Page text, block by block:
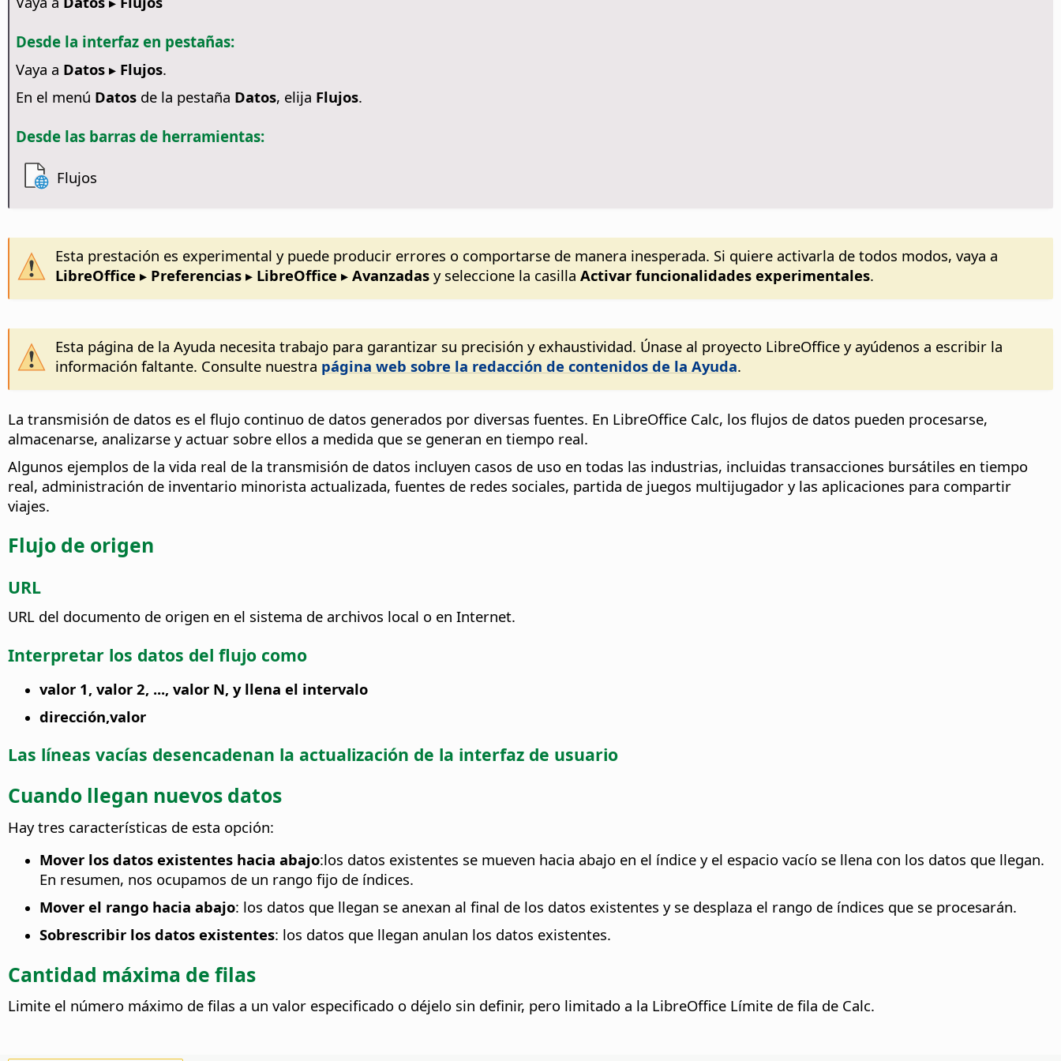
Desde la interfaz en pestañas:
Vaya a Datos ▸ Flujos.
En el menú Datosde la pestaña Datos, elija Flujos.
Desde las barras de herramientas:
Flujos
Esta prestación es experimental y puede producir errores o comportarse de manera inesperada. Si quiere activarla de todos modos, vaya a
LibreOffice ▸ Preferencias▸ LibreOffice ▸ Avanzadasy seleccione la casilla Activar funcionalidades experimentales.
Esta página de la Ayuda necesita trabajo para garantizar su precisión y exhaustividad. Únase al proyecto LibreOffice y ayúdenos a escribir la
información faltante. Consulte nuestra página web sobre la redacción de contenidos de la Ayuda.
La transmisión de datos es el flujo continuo de datos generados por diversas fuentes. En LibreOffice Calc, los flujos de datos pueden procesarse,
almacenarse, analizarse y actuar sobre ellos a medida que se generan en tiempo real.
Algunos ejemplos de la vida real de la transmisión de datos incluyen casos de uso en todas las industrias, incluidas transacciones bursátiles en tiempo
real, administración de inventario minorista actualizada, fuentes de redes sociales, partida de juegos multijugador y las aplicaciones para compartir
viajes.
Flujo de origen
URL
URL del documento de origen en el sistema de archivos local o en Internet.
Interpretar los datos del flujo como
valor 1, valor 2, ..., valor N, y llena el intervalo
dirección,valor
Las líneas vacías desencadenan la actualización de la interfaz de usuario
Cuando llegan nuevos datos
Hay tres características de esta opción:
Mover los datos existentes hacia abajo:los datos existentes se mueven hacia abajo en el índice y el espacio vacío se llena con los datos que llegan.
En resumen, nos ocupamos de un rango fijo de índices.
Mover el rango hacia abajo: los datos que llegan se anexan al final de los datos existentes y se desplaza el rango de índices que se procesarán.
Sobrescribir los datos existentes: los datos que llegan anulan los datos existentes.
Cantidad máxima de filas
Limite el número máximo de filas a un valor especificado o déjelo sin definir, pero limitado a la LibreOffice Límite de fila de Calc.